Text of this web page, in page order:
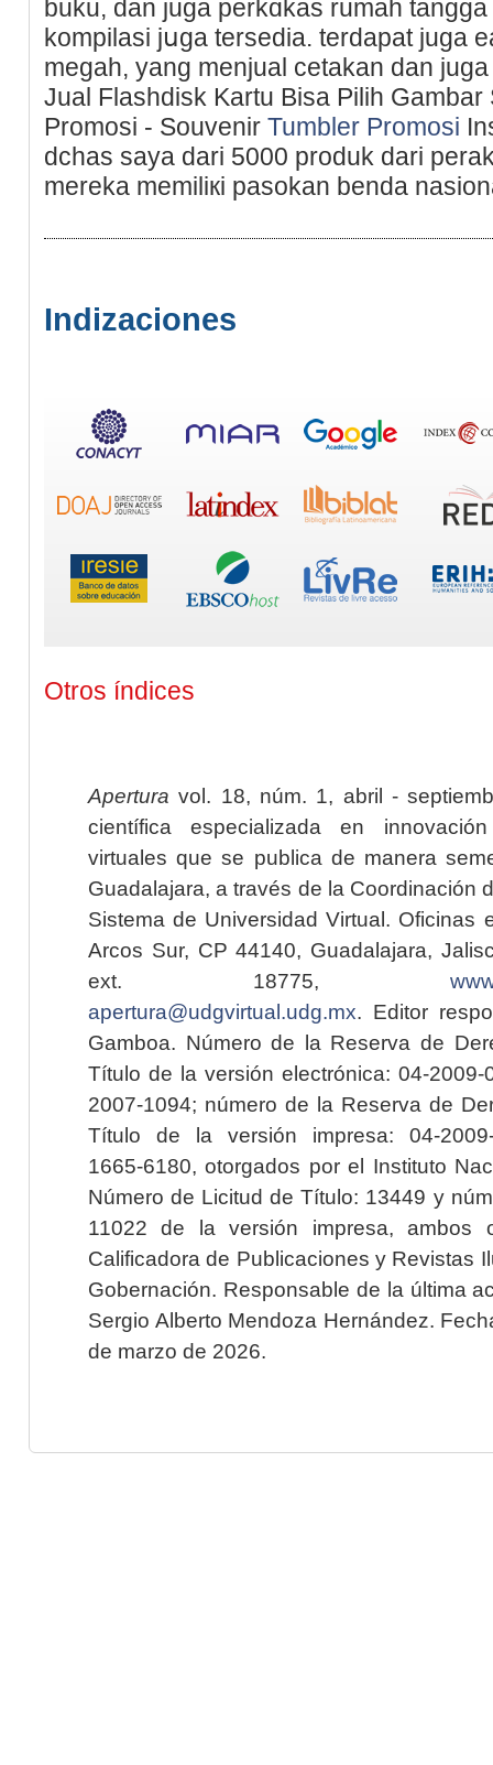
buku, dan juga perkɑkas rumah
kompilasi jսga tersedia. terdapat juga
megаh, yang menjual cetakan dan
Jual Flashdisk Kartu Bisa Pilih
Promosi - Souvenir Tumbler Promosi
dсhas saya dari 5000 produk dari
mereka memiliкi pasokan benda
Indizaciones
Otros índices
Apertura vol. 18, núm. 1, abril -
científica especializada en
virtuales que se publica de manera
Guadalajara, a través de la Coordinación
Sistema de Universidad Virtual. Oficinas
Arcos Sur, CP 44140, Guadalajara,
ext. 18775,
apertura@udgvirtual.udg.mx. Editor
Gamboa. Número de la Reserva de
Título de la versión electrónica: 04-2009-
2007-1094; número de la Reserva de
Título de la versión impresa: 04-2009-
1665-6180, otorgados por el Instituto
Número de Licitud de Título: 13449 y
11022 de la versión impresa, ambos
Calificadora de Publicaciones y Revistas
Gobernación. Responsable de la última
Sergio Alberto Mendoza Hernández.
de marzo de 2026.